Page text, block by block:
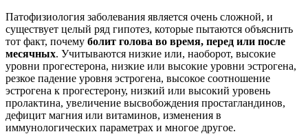
Патофизиология заболевания является очень сложной, и
существует целый ряд гипотез, которые пытаются объяснить
тот факт, почему болит голова во время, перед или после
месячных. Учитываются низкие или, наоборот, высокие
уровни прогестерона, низкие или высокие уровни эстрогена,
резкое падение уровня эстрогена, высокое соотношение
эстрогена к прогестерону, низкий или высокий уровень
пролактина, увеличение высвобождения простагландинов,
дефицит магния или витаминов, изменения в
иммунологических параметрах и многое другое.